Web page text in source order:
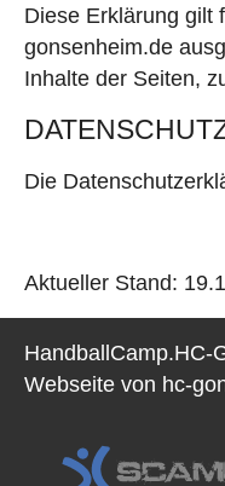
Diese Erklärung gilt
gonsenheim.de
Inhalte der Seiten,
Die
Aktueller Stand:
HandballCamp.HC-
Webseite von hc-